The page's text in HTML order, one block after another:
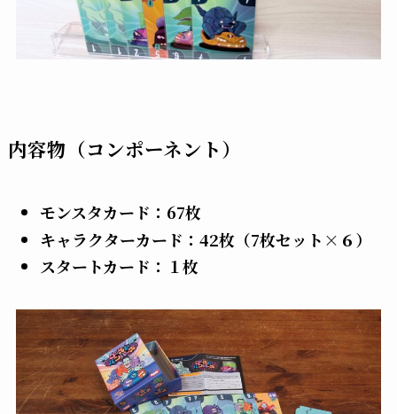
内容物（コンポーネント）
モンスタカード：67枚
キャラクターカード：42枚（7枚セット×６）
スタートカード：１枚